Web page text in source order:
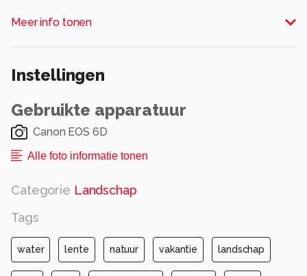
Alle rechten voorbehouden
Meer info tonen
Instellingen
Gebruikte apparatuur
Canon EOS 6D
Alle foto informatie tonen
Categorie Landschap
Tags
water lente natuur vakantie landschap